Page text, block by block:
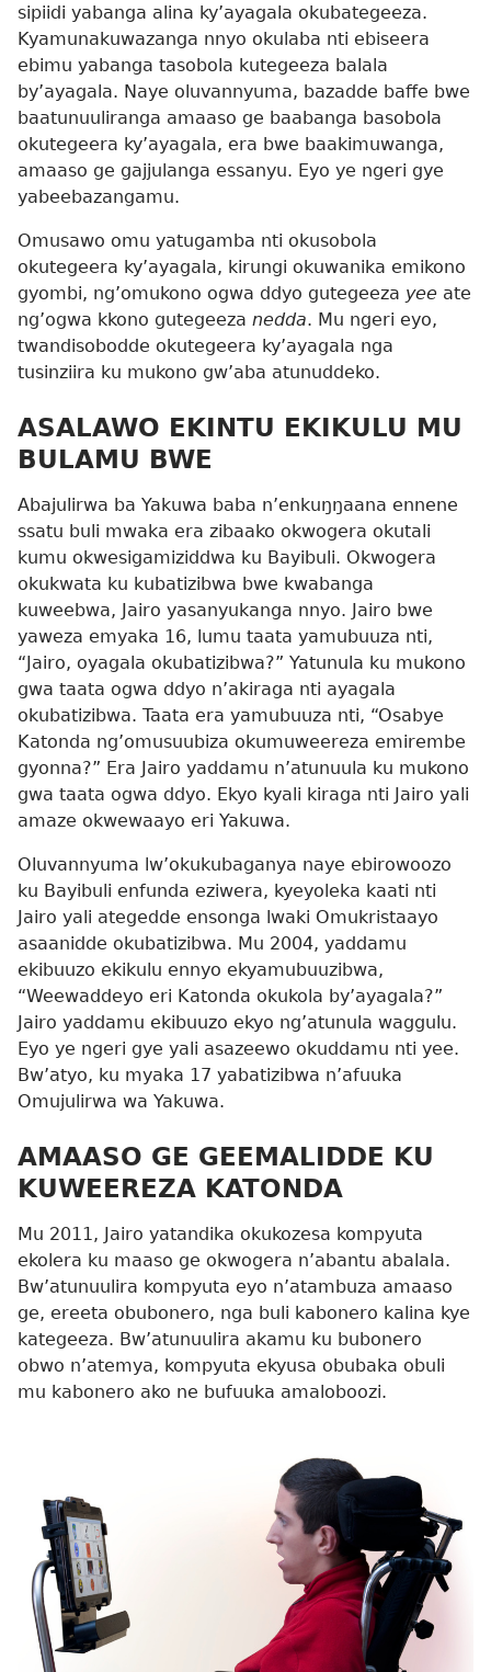
sipiidi yabanga alina ky’ayagala okubategeeza.
Kyamunakuwazanga nnyo okulaba nti ebiseera
ebimu yabanga tasobola kutegeeza balala
by’ayagala. Naye oluvannyuma, bazadde baffe bwe
baatunuuliranga amaaso ge baabanga basobola
okutegeera ky’ayagala, era bwe baakimuwanga,
amaaso ge gajjulanga essanyu. Eyo ye ngeri gye
yabeebazangamu.
Omusawo omu yatugamba nti okusobola
okutegeera ky’ayagala, kirungi okuwanika emikono
gyombi, ng’omukono ogwa ddyo gutegeeza yee ate
ng’ogwa kkono gutegeeza nedda. Mu ngeri eyo,
twandisobodde okutegeera ky’ayagala nga
tusinziira ku mukono gw’aba atunuddeko.
ASALAWO EKINTU EKIKULU MU
BULAMU BWE
Abajulirwa ba Yakuwa baba n’enkuŋŋaana ennene
ssatu buli mwaka era zibaako okwogera okutali
kumu okwesigamiziddwa ku Bayibuli. Okwogera
okukwata ku kubatizibwa bwe kwabanga
kuweebwa, Jairo yasanyukanga nnyo. Jairo bwe
yaweza emyaka 16, lumu taata yamubuuza nti,
“Jairo, oyagala okubatizibwa?” Yatunula ku mukono
gwa taata ogwa ddyo n’akiraga nti ayagala
okubatizibwa. Taata era yamubuuza nti, “Osabye
Katonda ng’omusuubiza okumuweereza emirembe
gyonna?” Era Jairo yaddamu n’atunuula ku mukono
gwa taata ogwa ddyo. Ekyo kyali kiraga nti Jairo yali
amaze okwewaayo eri Yakuwa.
Oluvannyuma lw’okukubaganya naye ebirowoozo
ku Bayibuli enfunda eziwera, kyeyoleka kaati nti
Jairo yali ategedde ensonga lwaki Omukristaayo
asaanidde okubatizibwa. Mu 2004, yaddamu
ekibuuzo ekikulu ennyo ekyamubuuzibwa,
“Weewaddeyo eri Katonda okukola by’ayagala?”
Jairo yaddamu ekibuuzo ekyo ng’atunula waggulu.
Eyo ye ngeri gye yali asazeewo okuddamu nti yee.
Bw’atyo, ku myaka 17 yabatizibwa n’afuuka
Omujulirwa wa Yakuwa.
AMAASO GE GEEMALIDDE KU
KUWEEREZA KATONDA
Mu 2011, Jairo yatandika okukozesa kompyuta
ekolera ku maaso ge okwogera n’abantu abalala.
Bw’atunuulira kompyuta eyo n’atambuza amaaso
ge, ereeta obubonero, nga buli kabonero kalina kye
kategeeza. Bw’atunuulira akamu ku bubonero
obwo n’atemya, kompyuta ekyusa obubaka obuli
mu kabonero ako ne bufuuka amaloboozi.